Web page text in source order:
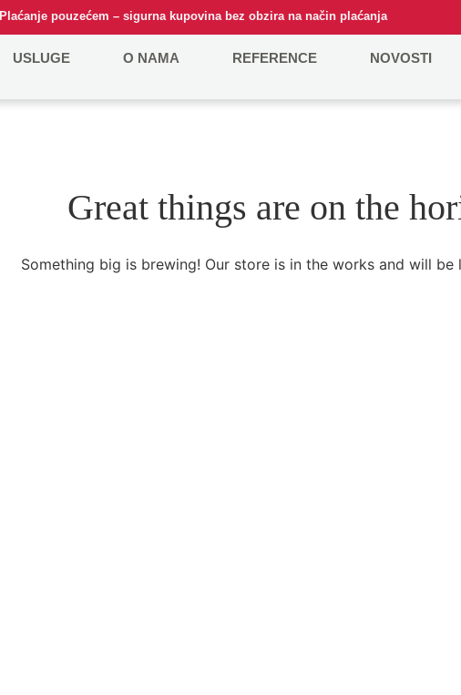
Plaćanje pouzećem – sigurna kupovina bez obzira na način plaćanja
USLUGE O NAMA REFERENCE NOVOSTI
Great things are on the
Something big is brewing! Our store is in the works and will be